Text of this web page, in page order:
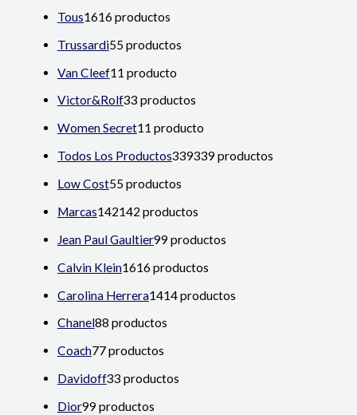
Tous1616 productos
Trussardi55 productos
Van Cleef11 producto
Victor&Rolf33 productos
Women Secret11 producto
Todos Los Productos339339 productos
Low Cost55 productos
Marcas142142 productos
Jean Paul Gaultier99 productos
Calvin Klein1616 productos
Carolina Herrera1414 productos
Chanel88 productos
Coach77 productos
Davidoff33 productos
Dior99 productos